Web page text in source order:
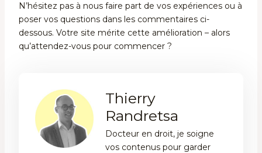
N’hésitez pas à nous faire part de vos expériences ou à
poser vos questions dans les commentaires ci-
dessous. Votre site mérite cette amélioration – alors
qu’attendez-vous pour commencer ?
Thierry
Randretsa
Docteur en droit, je soigne
vos contenus pour garder